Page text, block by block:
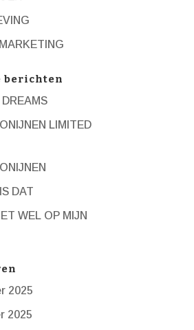
berichten
LIMITED
DAT
WEL OP MIJN
2025
2025